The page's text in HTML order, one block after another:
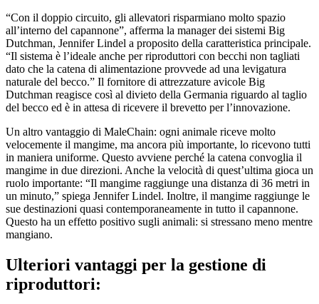
“Con il doppio circuito, gli allevatori risparmiano molto spazio
all’interno del capannone”, afferma la manager dei sistemi Big
Dutchman, Jennifer Lindel a proposito della caratteristica principale.
“Il sistema è l’ideale anche per riproduttori con becchi non tagliati
dato che la catena di alimentazione provvede ad una levigatura
naturale del becco.” Il fornitore di attrezzature avicole Big
Dutchman reagisce così al divieto della Germania riguardo al taglio
del becco ed è in attesa di ricevere il brevetto per l’innovazione.
Un altro vantaggio di MaleChain: ogni animale riceve molto
velocemente il mangime, ma ancora più importante, lo ricevono tutti
in maniera uniforme. Questo avviene perché la catena convoglia il
mangime in due direzioni. Anche la velocità di quest’ultima gioca un
ruolo importante: “Il mangime raggiunge una distanza di 36 metri in
un minuto,” spiega Jennifer Lindel. Inoltre, il mangime raggiunge le
sue destinazioni quasi contemporaneamente in tutto il capannone.
Questo ha un effetto positivo sugli animali: si stressano meno mentre
mangiano.
Ulteriori vantaggi per la gestione di
riproduttori: